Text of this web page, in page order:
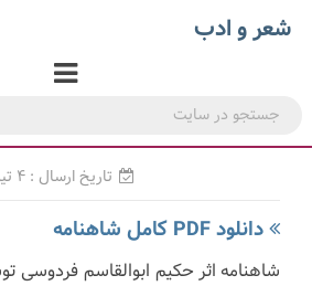
شعر و ادب
تاریخ ارسال : ۴ تیر ۱۴۰۰
دانلود PDF کامل شاهنامه
شاهنامه اثر حکیم ابوالقاسم فردوسی